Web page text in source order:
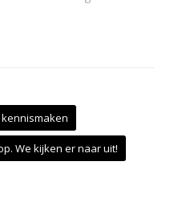
We kijken er naar uit!